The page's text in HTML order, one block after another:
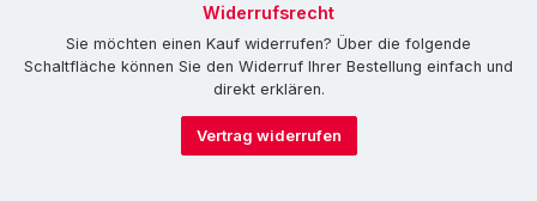
Widerrufsrecht
Sie möchten einen Kauf widerrufen? Über die folgende
Schaltfläche können Sie den Widerruf Ihrer Bestellung einfach und
direkt erklären.
Vertrag widerrufen